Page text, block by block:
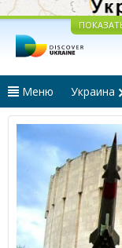
Меню Украина